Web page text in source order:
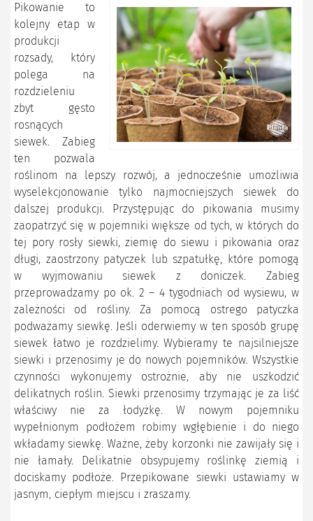
Pikowanie to
kolejny etap w
produkcji
rozsady, który
polega na
rozdzieleniu
zbyt gęsto
rosnących
siewek. Zabieg
ten pozwala
roślinom na lepszy rozwój, a jednocześnie umożliwia
wyselekcjonowanie tylko najmocniejszych siewek do
dalszej produkcji. Przystępując do pikowania musimy
zaopatrzyć się w pojemniki większe od tych, w których do
tej pory rosły siewki, ziemię do siewu i pikowania oraz
długi, zaostrzony patyczek lub szpatułkę, które pomogą
w wyjmowaniu siewek z doniczek. Zabieg
przeprowadzamy po ok. 2 – 4 tygodniach od wysiewu, w
zależności od rośliny. Za pomocą ostrego patyczka
podważamy siewkę. Jeśli oderwiemy w ten sposób grupę
siewek łatwo je rozdzielimy. Wybieramy te najsilniejsze
siewki i przenosimy je do nowych pojemników. Wszystkie
czynności wykonujemy ostrożnie, aby nie uszkodzić
delikatnych roślin. Siewki przenosimy trzymając je za liść
właściwy nie za łodyżkę. W nowym pojemniku
wypełnionym podłożem robimy wgłębienie i do niego
wkładamy siewkę. Ważne, żeby korzonki nie zawijały się i
nie łamały. Delikatnie obsypujemy roślinkę ziemią i
dociskamy podłoże. Przepikowane siewki ustawiamy w
jasnym, ciepłym miejscu i zraszamy.